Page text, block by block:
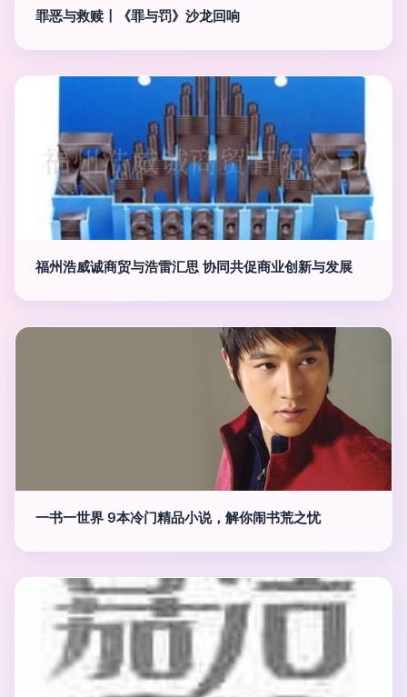
罪恶与救赎〡《罪与罚》沙龙回响
福州浩威诚商贸与浩雷汇思 协同共促商业创新与发展
一书一世界 9本冷门精品小说，解你闹书荒之忧